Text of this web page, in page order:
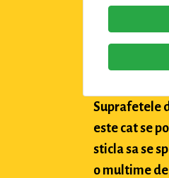
Suprafetele
este cat se
sticla sa se
o multime